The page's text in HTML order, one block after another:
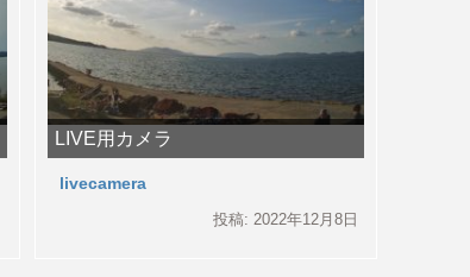
LIVE用カメラ
livecamera
投稿: 2022年12月8日